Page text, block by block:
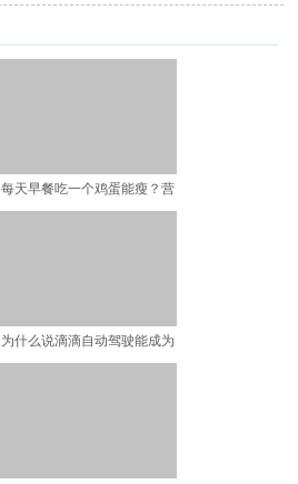
每天早餐吃一个鸡蛋能瘦？营
为什么说滴滴自动驾驶能成为